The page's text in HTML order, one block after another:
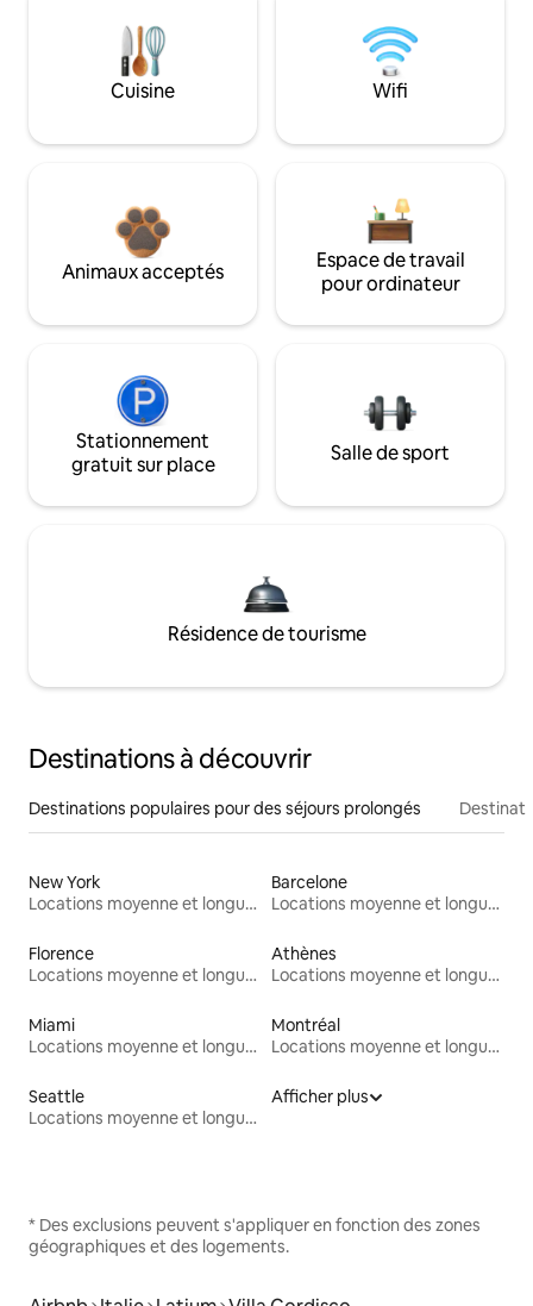
Cuisine Wifi
Animaux acceptés
Espace de travail
pour ordinateur
Stationnement
gratuit sur place
Salle de sport
Résidence de tourisme
Destinations à découvrir
Destinations populaires pour des séjours prolongés
New York
Locations moyenne et longue durée
Barcelone
Locations moyenne et longue durée
Florence
Locations moyenne et longue durée
Athènes
Locations moyenne et longue durée
Miami
Locations moyenne et longue durée
Montréal
Locations moyenne et longue durée
Seattle
Locations moyenne et longue durée
Afficher plus
* Des exclusions peuvent s'appliquer en fonction des zones
géographiques et des logements.